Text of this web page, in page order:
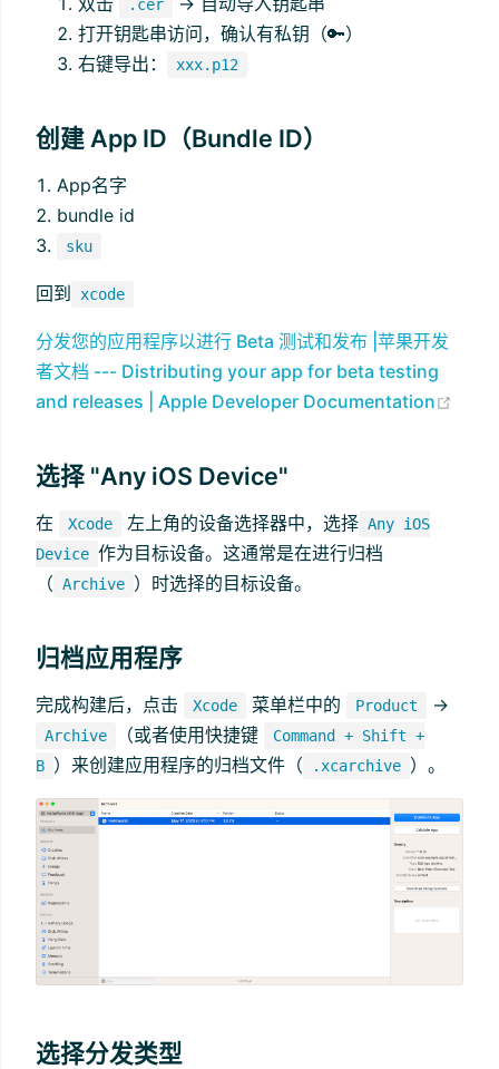
.cer
打开钥匙串访问，确认有私钥（🔑）
右键导出：
xxx.p12
创建 App ID（Bundle ID）
App名字
bundle id
sku
回到 xcode
分发您的应用程序以进行 Beta 测试和发布 |苹果开发
者文档 --- Distributing your app for beta testing
and releases | Apple Developer Documentation
选择 "Any iOS Device"
在 Xcode 左上角的设备选择器中，选择 Any iOS
Device 作为目标设备。这通常是在进行归档
（ Archive ）时选择的目标设备。
归档应用程序
完成构建后，点击 Xcode 菜单栏中的 Product ->
Archive （或者使用快捷键
Command + Shift +
B ）来创建应用程序的归档文件（ .xcarchive ）。
选择分发类型